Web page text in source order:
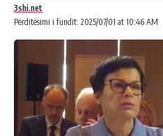
Përditësimi i fundit: 2025/07/01 at 10:46 AM
3shi.net